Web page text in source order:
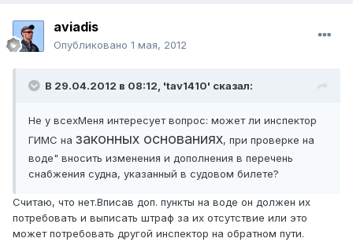
aviadis
Опубликовано 1 мая, 2012
В 29.04.2012 в 08:12, 'tav1410' сказал:
Не у всехМеня интересует вопрос: может ли инспектор
ГИМС на законных основаниях, при проверке на
воде" вносить изменения и дополнения в перечень
снабжения судна, указанный в судовом билете?
Считаю, что нет.Вписав доп. пункты на воде он должен их
потребовать и выписать штраф за их отсутствие или это
может потребовать другой инспектор на обратном пути.